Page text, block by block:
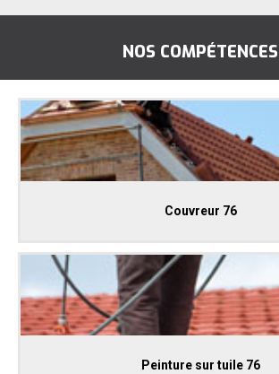
NOS COMPÉTENCES
Couvreur 76
Peinture sur tuile 76